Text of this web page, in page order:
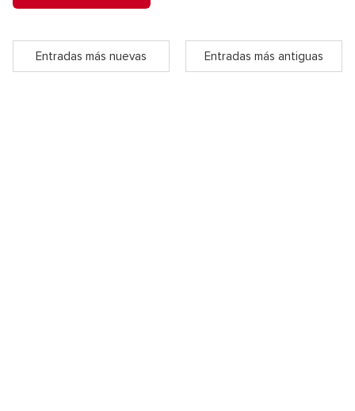
Entradas más nuevas Entradas más antiguas